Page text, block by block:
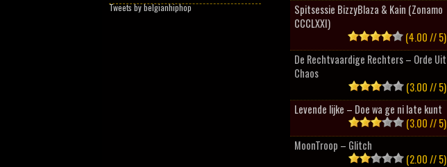
Tweets by belgianhiphop
Spitsessie BizzyBlaza & Kain (Zonamo
CCCLXXI)
(4.00 // 5)
De Rechtvaardige Rechters – Orde Uit
Chaos
(3.00 // 5)
Levende lijke – Doe wa ge ni late kunt
(3.00 // 5)
MoonTroop – Glitch
(2.00 // 5)